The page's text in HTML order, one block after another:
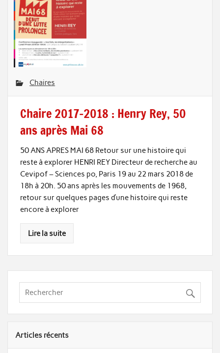
Chaires
Chaire 2017-2018 : Henry Rey, 50
ans après Mai 68
50 ANS APRES MAI 68 Retour sur une histoire qui
reste à explorer HENRI REY Directeur de recherche au
Cevipof – Sciences po, Paris 19 au 22 mars 2018 de
18h à 20h. 50 ans après les mouvements de 1968,
retour sur quelques pages d’une histoire qui reste
encore à explorer
Lire la suite
Articles récents